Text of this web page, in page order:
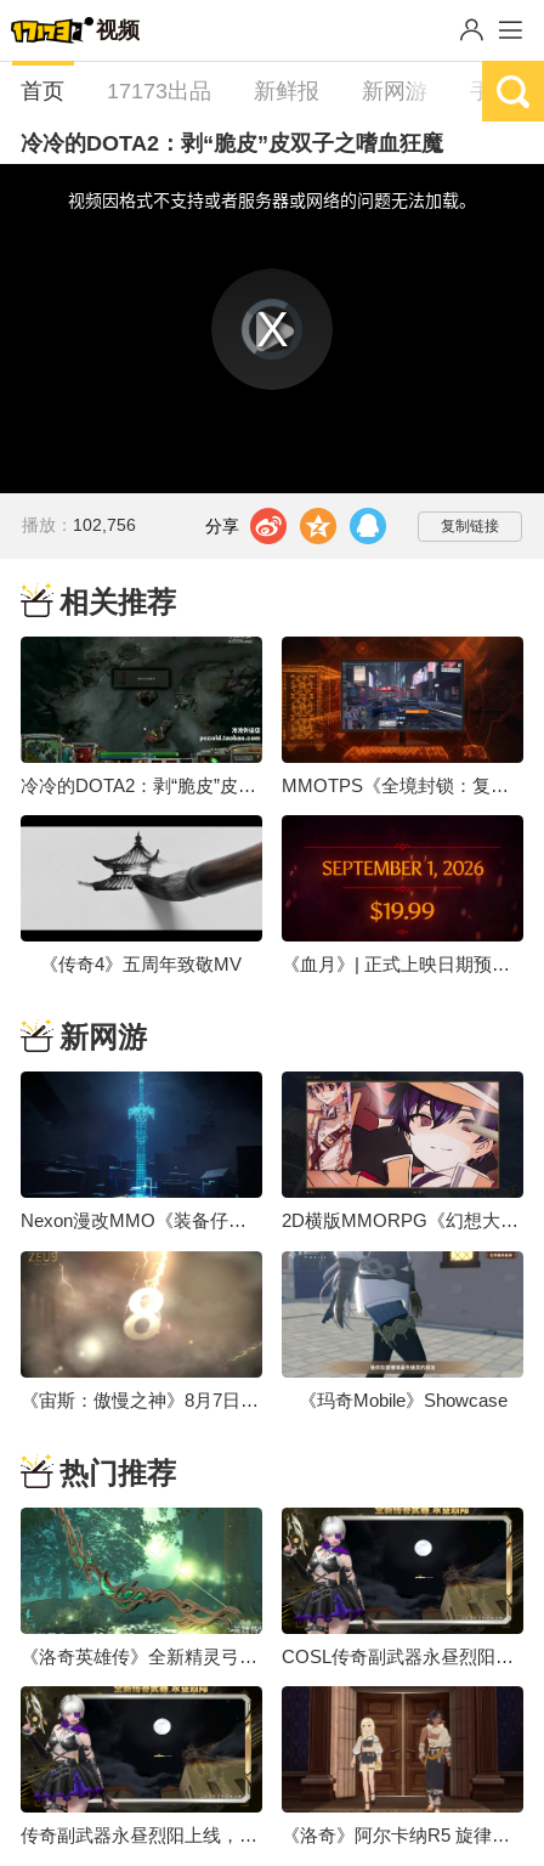
视频
首页 17173出品 新鲜报 新网游 手游
冷冷的DOTA2：剥“脆皮”皮双子之嗜血狂魔
视
频
播
放
器
loading.
播
放
视频因格式不支持或者服务器或网络的问题无法加载。
播放： 102,756 分享到：
t z q
相关推荐
冷冷的DOTA2：剥“脆皮”皮双子之嗜血狂魔 MMOTPS《全境封锁：复兴》将于6日在Steam上线
《传奇4》五周年致敬MV 《血月》| 正式上映日期预告片
新网游
Nexon漫改MMO《装备仔：OVERGEARED》先导预告，2026年上线 2D横版MMORPG《幻想大师》首个制作视频今日发布
《宙斯：傲慢之神》8月7日举办线上展示会，发布日期届时公开 《玛奇Mobile》Showcase
热门推荐
《洛奇英雄传》全新精灵弓箭手“露米艾尔”8月18日登场！ COSL传奇副武器永昼烈阳上线 大灾变终章决战打响
传奇副武器永昼烈阳上线，大灾变终章决战打响 《洛奇》阿尔卡纳R5 旋律操纵师&狂怒斗士强势登场！